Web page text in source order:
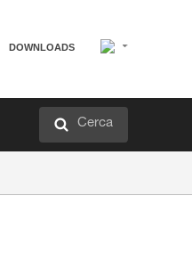
DOWNLOADS
Cerca